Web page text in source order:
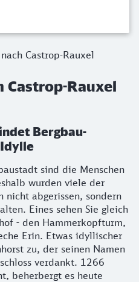
Castrop-Rauxel
Castrop-Rauxel
Bergbau-
sind die Menschen
wurden viele der
nicht abgerissen, sondern
Eines sehen Sie gleich
- den Hammerkopfturm,
Erin. Etwas idyllischer
zu, der seinen Namen
verdankt. 1266
beherbergt es heute